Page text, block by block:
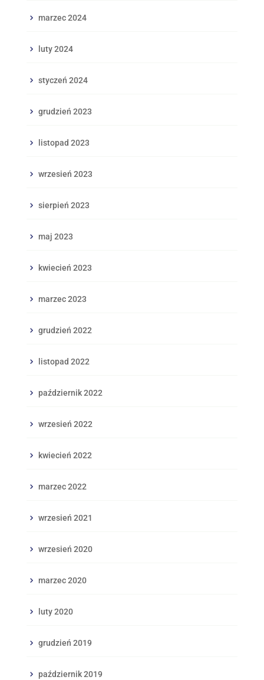
marzec 2024
luty 2024
styczeń 2024
grudzień 2023
listopad 2023
wrzesień 2023
sierpień 2023
maj 2023
kwiecień 2023
marzec 2023
grudzień 2022
listopad 2022
październik 2022
wrzesień 2022
kwiecień 2022
marzec 2022
wrzesień 2021
wrzesień 2020
marzec 2020
luty 2020
grudzień 2019
październik 2019